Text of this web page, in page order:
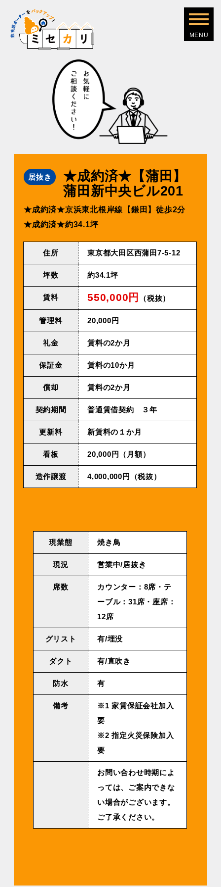
居抜き
★成約済★【蒲田】
蒲田新中央ビル201
★成約済★京浜東北根岸線【鎌田】徒歩2分
★成約済★約34.1坪
住所 東京都大田区西蒲田7-5-12
坪数 約34.1坪
賃料 550,000円 （税抜）
管理料 20,000円
礼金 賃料の2か月
保証金 賃料の10か月
償却 賃料の2か月
契約期間 普通賃借契約 ３年
更新料 新賃料の１か月
看板 20,000円（月額）
造作譲渡 4,000,000円（税抜）
現業態 焼き鳥
現況 営業中/居抜き
席数
カウンター：8席・テ
ーブル：31席・座席：
12席
グリスト 有/埋没
ダクト 有/直吹き
防水 有
備考
※1 家賃保証会社加入
要
※2 指定火災保険加入
要
お問い合わせ時期によ
っては、ご案内できな
い場合がございます。
ご了承ください。